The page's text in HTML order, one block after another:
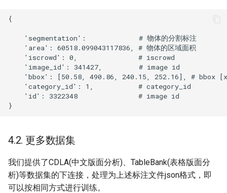
4.2. 更多数据集
我们提供了CDLA(中文版面分析)、TableBank(表格版面分
析)等数据集的下连接，处理为上述标注文件json格式，即
可以按相同方式进行训练。